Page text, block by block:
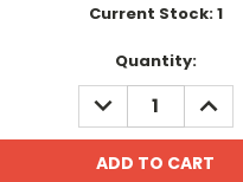
Current Stock:1
Quantity:
DECREASE
QUANTITY: